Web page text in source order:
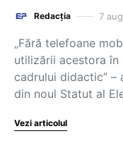
Redacția 7
„Fără telefoane
utilizării acestora
cadrului didactic” –
din noul Statut al
Vezi articolul